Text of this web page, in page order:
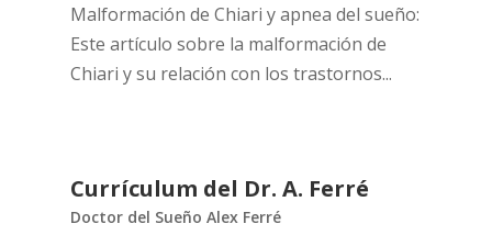
Malformación de Chiari y apnea del sueño:
Este artículo sobre la malformación de
Chiari y su relación con los trastornos...
Currículum del Dr. A. Ferré
Doctor del Sueño Alex Ferré